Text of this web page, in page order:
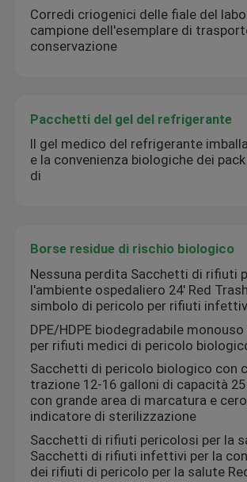
Corredi criogenici delle fiale del
campione dell'esemplare di
conservazione
Pacchetti del gel del refrigerante
Il gel medico del refrigerante
e la convenienza biologiche dei
di
Borse residue di rischio biologico
Nessuna perdita Sacchetti di rifiuti
l'ambiente ospedaliero 24' Red
simbolo di pericolo per rifiuti
DPE/HDPE biodegradabile
per rifiuti medici di pericolo
Sacchetti di pericolo biologico con
trazione 12-16 galloni di capacità
con grande area di marcatura e
indicatore di sterilizzazione
Sacchetti di rifiuti pericolosi per la
Sacchetti di rifiuti infettivi per la
dei rifiuti di pericolo per la salute